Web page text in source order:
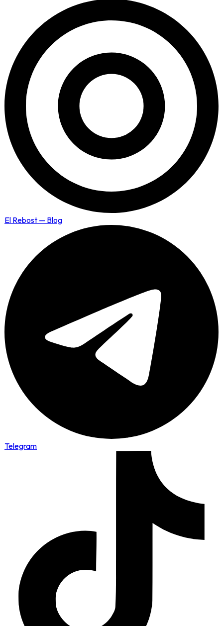
El Rebost — Blog
Telegram